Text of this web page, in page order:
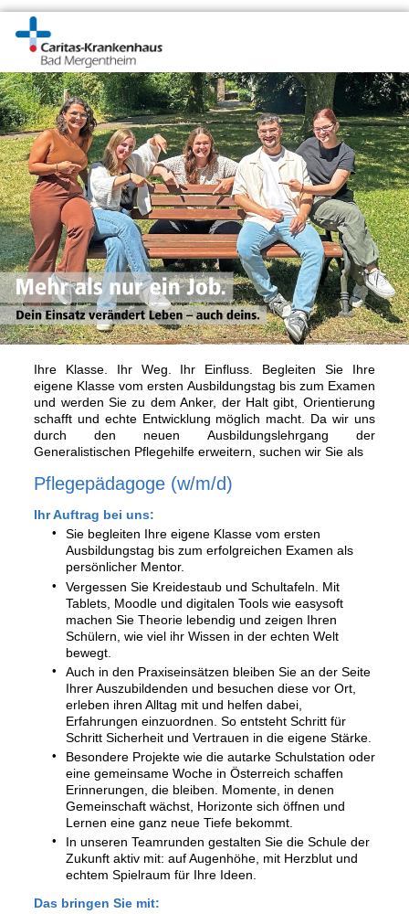
Ihre Klasse. Ihr Weg. Ihr Einfluss. Begleiten Sie Ihre
eigene Klasse vom ersten Ausbildungstag bis zum Examen
und werden Sie zu dem Anker, der Halt gibt, Orientierung
schafft und echte Entwicklung möglich macht. Da wir uns
durch den neuen Ausbildungslehrgang der
Generalistischen Pflegehilfe erweitern, suchen wir Sie als
Pflegepädagoge (w/m/d)
Ihr Auftrag bei uns:
Sie begleiten Ihre eigene Klasse vom ersten
Ausbildungstag bis zum erfolgreichen Examen als
persönlicher Mentor.
Vergessen Sie Kreidestaub und Schultafeln. Mit
Tablets, Moodle und digitalen Tools wie easysoft
machen Sie Theorie lebendig und zeigen Ihren
Schülern, wie viel ihr Wissen in der echten Welt
bewegt.
Auch in den Praxiseinsätzen bleiben Sie an der Seite
Ihrer Auszubildenden und besuchen diese vor Ort,
erleben ihren Alltag mit und helfen dabei,
Erfahrungen einzuordnen. So entsteht Schritt für
Schritt Sicherheit und Vertrauen in die eigene Stärke.
Besondere Projekte wie die autarke Schulstation oder
eine gemeinsame Woche in Österreich schaffen
Erinnerungen, die bleiben. Momente, in denen
Gemeinschaft wächst, Horizonte sich öffnen und
Lernen eine ganz neue Tiefe bekommt.
In unseren Teamrunden gestalten Sie die Schule der
Zukunft aktiv mit: auf Augenhöhe, mit Herzblut und
echtem Spielraum für Ihre Ideen.
Das bringen Sie mit: